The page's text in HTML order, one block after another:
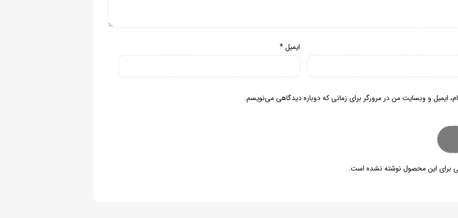
ایمیل*
ایمیل و وبسایت من در مرورگر برای زمانی که دوباره دیدگاهی می‌نویسم.
برای این محصول نوشته نشده است.